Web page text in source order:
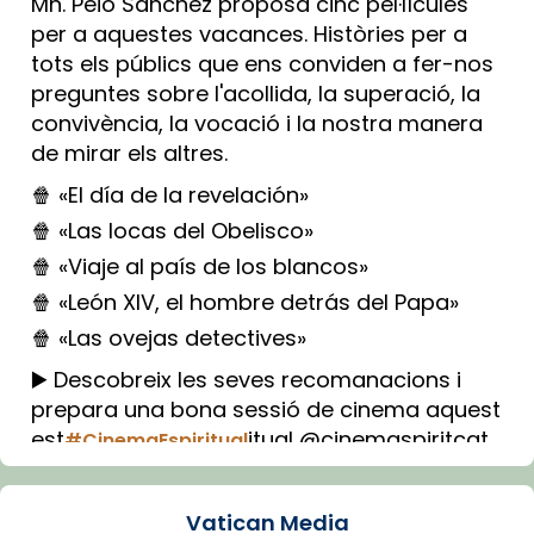
per a aquestes vacances. Històries per a
tots els públics que ens conviden a fer-nos
preguntes sobre l'acollida, la superació, la
convivència, la vocació i la nostra manera
de mirar els altres.
🍿 «El día de la revelación»
🍿 «Las locas del Obelisco»
🍿 «Viaje al país de los blancos»
🍿 «León XIV, el hombre detrás del Papa»
🍿 «Las ovejas detectives»
▶️ Descobreix les seves recomanacions i
prepara una bona sessió de cinema aquest
est#CinemaEspiritualitual @cinemaspiritcat
Imatge: Generada amb IA (OpenAI)
Vatican Media